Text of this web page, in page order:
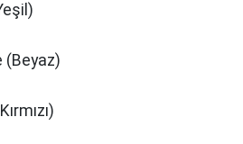
(Beyaz)